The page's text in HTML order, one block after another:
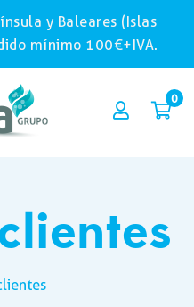
y Baleares (Islas
mínimo 100€+IVA.
0